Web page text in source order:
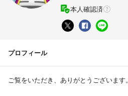
本人確認済
プロフィール
ご覧をいただき、ありがとうございます。